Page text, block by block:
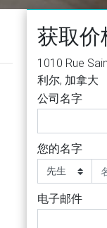
获取价
1010 Rue
利尔, 加拿大
公司名字
您的名字
电子邮件